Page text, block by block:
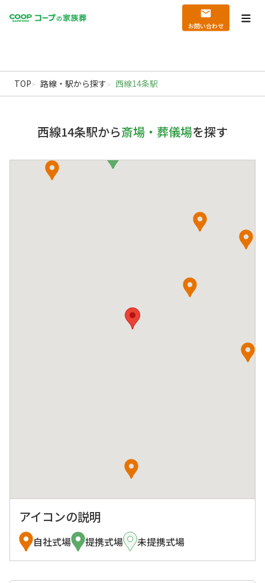
Warning: file_get_contents(): Filename cannot be empty in
/home/hatanophoto/coop-
kazokusou.jp/public_html/wp_new/wp-content/themes/coop/functions.phpon
北海道の葬儀・家族葬ならコープの家族葬｜
お問い合わせ
TOP 路線・駅から探す 西線14条駅
西線14条駅から斎場・葬儀場を探す
アイコンの説明
自社式場 提携式場 未提携式場